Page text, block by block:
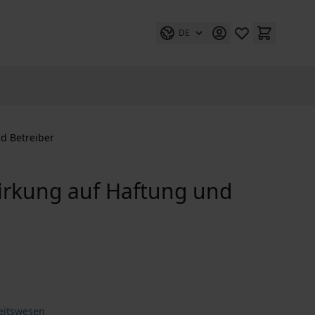
DE
Betreiber
auf Haftung und